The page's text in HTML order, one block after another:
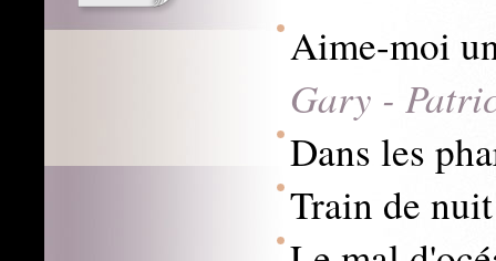
Aime-moi
Gary -
Dans les
Train de